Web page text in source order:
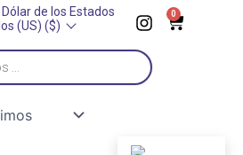
pedido______Proxima entrega: 2
Dólar de los Estados
(US) ($)
I
n
s
t
a
0 Cart